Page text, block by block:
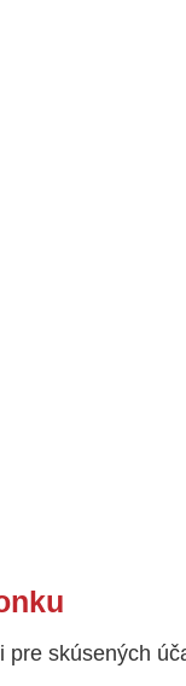
pre skúsených